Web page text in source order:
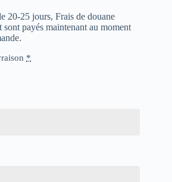
20-25 jours, Frais de douane
payés maintenant au moment
*